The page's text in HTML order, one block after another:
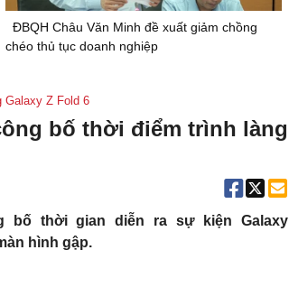
ĐBQH Châu Văn Minh đề xuất giảm chồng
chéo thủ tục doanh nghiệp
Galaxy Z Fold 6
bố thời điểm trình làng
bố thời gian diễn ra sự kiện Galaxy
hình gập.